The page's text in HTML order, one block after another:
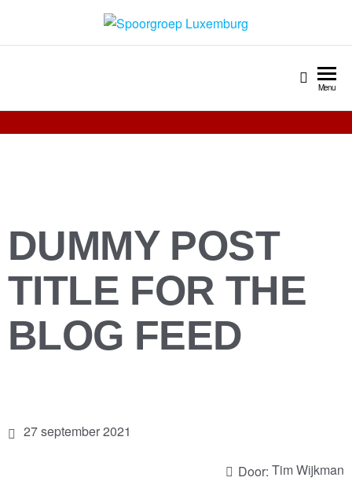
Spoorgroep Luxemburg
Menu
DUMMY POST
TITLE FOR THE
BLOG FEED
27 september 2021
Door: Tim Wijkman